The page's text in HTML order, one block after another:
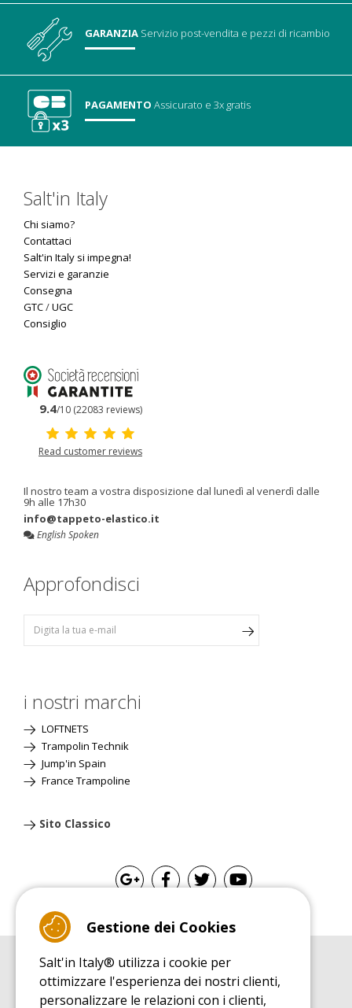
GARANZIA Servizio post-vendita e pezzi di ricambio
PAGAMENTO Assicurato e 3x gratis
Salt'in Italy
Chi siamo?
Contattaci
Salt'in Italy si impegna!
Servizi e garanzie
Consegna
GTC/UGC
Consiglio
9.4/10 (22083 reviews)
Read customer reviews
Il nostro team a vostra disposizione dal lunedì al venerdì dalle
9h alle 17h30
info@tappeto-elastico.it
English Spoken
Approfondisci
i nostri marchi
LOFTNETS
Trampolin Technik
Jump'in Spain
France Trampoline
Sito Classico
GUIDA ALL'ACQUISTO
Guida all'acquisito tappeti elastici
Gestione dei Cookies
Salt'in Italy® utilizza i cookie per
ottimizzare l'esperienza dei nostri clienti,
personalizzare le relazioni con i clienti,